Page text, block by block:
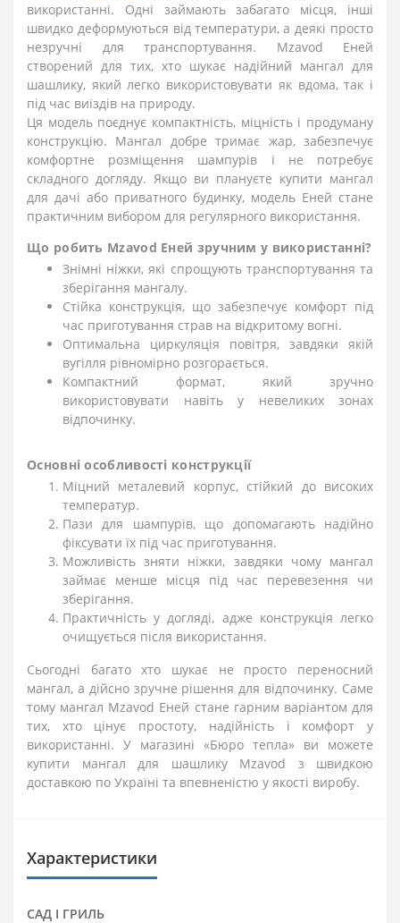
використанні. Одні займають забагато місця, інші
швидко деформуються від температури, а деякі просто
незручні для транспортування. Mzavod Еней
створений для тих, хто шукає надійний мангал для
шашлику, який легко використовувати як вдома, так і
під час виїздів на природу.
Ця модель поєднує компактність, міцність і продуману
конструкцію. Мангал добре тримає жар, забезпечує
комфортне розміщення шампурів і не потребує
складного догляду. Якщо ви плануєте купити мангал
для дачі або приватного будинку, модель Еней стане
практичним вибором для регулярного використання.
Що робить Mzavod Еней зручним у використанні?
Знімні ніжки, які спрощують транспортування та
зберігання мангалу.
Стійка конструкція, що забезпечує комфорт під
час приготування страв на відкритому вогні.
Оптимальна циркуляція повітря, завдяки якій
вугілля рівномірно розгорається.
Компактний формат, який зручно
використовувати навіть у невеликих зонах
відпочинку.
Основні особливості конструкції
Міцний металевий корпус, стійкий до високих
температур.
Пази для шампурів, що допомагають надійно
фіксувати їх під час приготування.
Можливість зняти ніжки, завдяки чому мангал
займає менше місця під час перевезення чи
зберігання.
Практичність у догляді, адже конструкція легко
очищується після використання.
Сьогодні багато хто шукає не просто переносний
мангал, а дійсно зручне рішення для відпочинку. Саме
тому мангал Mzavod Еней стане гарним варіантом для
тих, хто цінує простоту, надійність і комфорт у
використанні. У магазині «Бюро тепла» ви можете
купити мангал для шашлику Mzavod з швидкою
доставкою по Україні та впевненістю у якості виробу.
Характеристики
САД І ГРИЛЬ